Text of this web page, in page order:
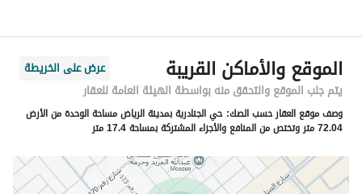
رقم المبنى
8030
الرقم الاضافي
3535
خط العرض
24.846376421884703
الموقع والأماكن القريبة
عرض على الخريطة
يتم جلب الموقع والتحقق منه بواسطة الهيئة العامة للعقار
وصف موقع العقار حسب الصك: حي الجنادرية بمدينة الرياض مساحة الوحدة من الأرض
72.04 متر وتختص من المنافع والأجزاء المشتركة بمساحة 17.4 متر